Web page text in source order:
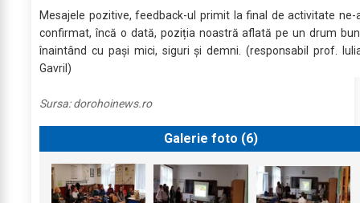
Mesajele pozitive, feedback-ul primit la final de activitate ne-
confirmat, încă o dată, poziția noastră aflată pe un drum
înaintând cu pași mici, siguri și demni. (responsabil prof.
Gavril)
Sursa:dorohoinews.ro
Galerie foto (6)